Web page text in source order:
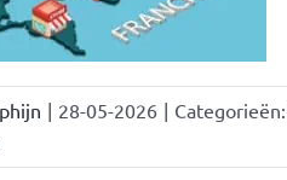
| 28-05-2026 | Categorieën: